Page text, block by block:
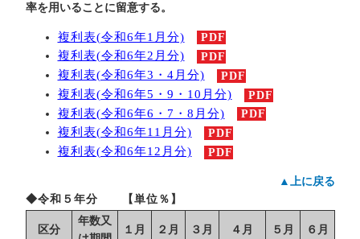
率を用いることに留意する。
複利表(令和6年1月分) PDF
複利表(令和6年2月分) PDF
複利表(令和6年3・4月分) PDF
複利表(令和6年5・9・10月分) PDF
複利表(令和6年6・7・8月分) PDF
複利表(令和6年11月分) PDF
複利表(令和6年12月分) PDF
▲上に戻る
◆令和５年分 【単位％】
区分
年数又
１月 ２月 ３月 ４月 ５月 ６月